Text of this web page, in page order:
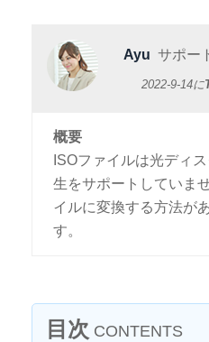
Ayu サポー
2022-9-14に
概要
ISOファイルは光ディ
生をサポートしていま
イルに変換する方法が
す。
目次 CONTENTS